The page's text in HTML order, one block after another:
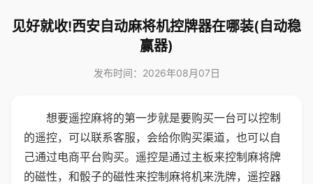
见好就收!西安自动麻将机控牌器在哪装(自动稳
赢器)
发布时间：2026年08月07日
想要遥控麻将的第一步就是要购买一台可以控制
的遥控，可以联系客服，会给你购买渠道，也可以自
己通过电商平台购买。遥控是通过主板来控制麻将牌
的磁性，和骰子的磁性来控制麻将机来洗牌，遥控器